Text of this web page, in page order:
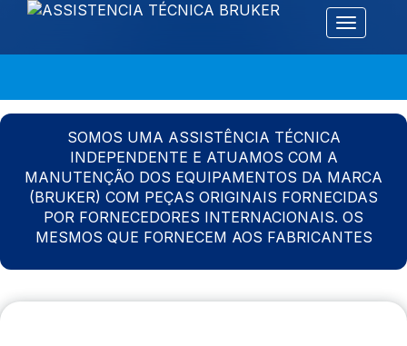
Alternar
SOMOS UMA ASSISTÊNCIA TÉCNICA
INDEPENDENTE E ATUAMOS COM A
MANUTENÇÃO DOS EQUIPAMENTOS DA MARCA
(BRUKER) COM PEÇAS ORIGINAIS FORNECIDAS
POR FORNECEDORES INTERNACIONAIS. OS
MESMOS QUE FORNECEM AOS FABRICANTES